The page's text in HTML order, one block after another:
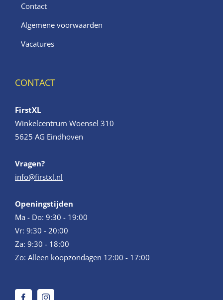
Contact
Algemene voorwaarden
Vacatures
CONTACT
FirstXL
Winkelcentrum Woensel 310
5625 AG Eindhoven
Vragen?
info@firstxl.nl
Openingstijden
Ma - Do: 9:30 - 19:00
Vr: 9:30 - 20:00
Za: 9:30 - 18:00
Zo: Alleen koopzondagen 12:00 - 17:00